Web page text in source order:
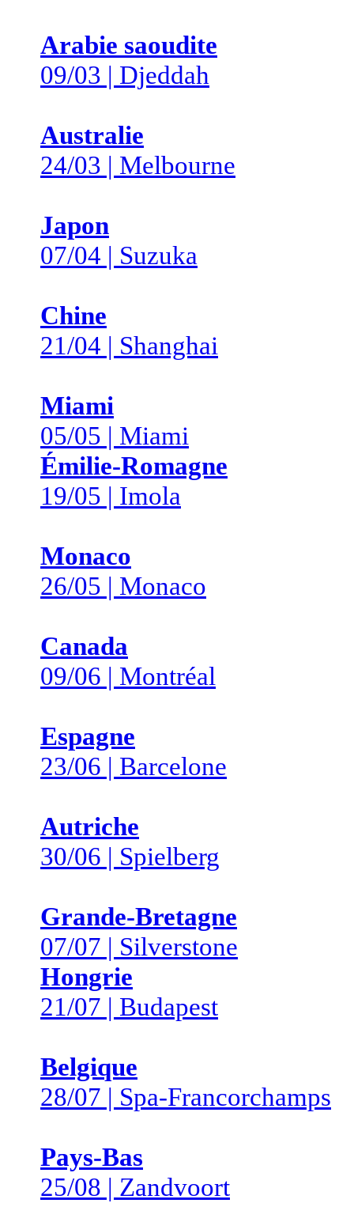
Arabie saoudite
09/03 | Djeddah
Australie
24/03 | Melbourne
Japon
07/04 | Suzuka
Chine
21/04 | Shanghai
Miami
05/05 | Miami
Émilie-Romagne
19/05 | Imola
Monaco
26/05 | Monaco
Canada
09/06 | Montréal
Espagne
23/06 | Barcelone
Autriche
30/06 | Spielberg
Grande-Bretagne
07/07 | Silverstone
Hongrie
21/07 | Budapest
Belgique
28/07 | Spa-Francorchamps
Pays-Bas
25/08 | Zandvoort